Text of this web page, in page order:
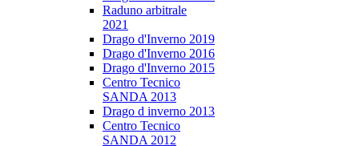
Raduno arbitrale
2021
Drago d'Inverno 2019
Drago d'Inverno 2016
Drago d'Inverno 2015
Centro Tecnico
SANDA 2013
Drago d inverno 2013
Centro Tecnico
SANDA 2012